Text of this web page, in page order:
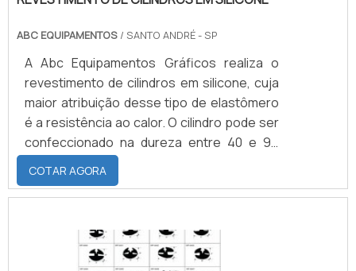
ABC EQUIPAMENTOS / SANTO ANDRÉ - SP
A Abc Equipamentos Gráficos realiza o
revestimento de cilindros em silicone, cuja
maior atribuição desse tipo de elastômero
é a resistência ao calor. O cilindro pode ser
confeccionado na dureza entre 40 e 95
shores. O silicone trabalha bem em
temperaturas mínimas de até -60°C e
temperaturas máximas de até
PARA REVESTIMENTOComo algumas de
suas características, esse tipo de
COTAR AGORA